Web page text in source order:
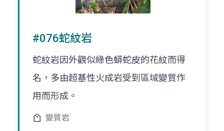
#076蛇紋岩
蛇紋岩因外觀似綠色蟒蛇皮的花紋而得
名，多由超基性火成岩受到區域變質作
用而形成。
變質岩